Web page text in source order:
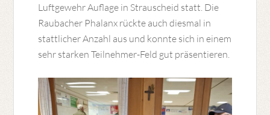
Luftgewehr Auflage in Strauscheid statt. Die
Raubacher Phalanx rückte auch diesmal in
stattlicher Anzahl aus und konnte sich in einem
sehr starken Teilnehmer-Feld gut präsentieren.